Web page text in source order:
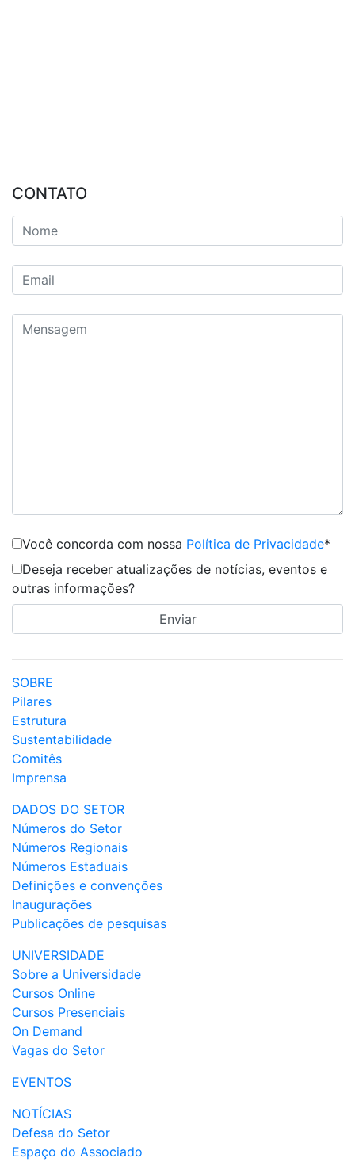
CONTATO
Você concorda com nossa Política de Privacidade*
Deseja receber atualizações de notícias, eventos e
outras informações?
SOBRE
Pilares
Estrutura
Sustentabilidade
Comitês
Imprensa
DADOS DO SETOR
Números do Setor
Números Regionais
Números Estaduais
Definições e convenções
Inaugurações
Publicações de pesquisas
UNIVERSIDADE
Sobre a Universidade
Cursos Online
Cursos Presenciais
On Demand
Vagas do Setor
EVENTOS
NOTÍCIAS
Defesa do Setor
Espaço do Associado